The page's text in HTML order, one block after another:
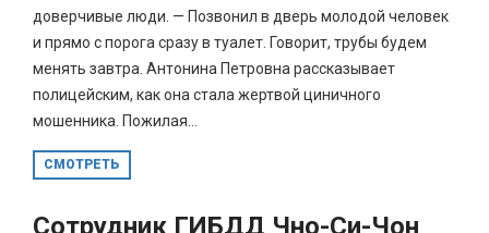
доверчивые люди. — Позвонил в дверь молодой человек
и прямо с порога сразу в туалет. Говорит, трубы будем
менять завтра. Антонина Петровна рассказывает
полицейским, как она стала жертвой циничного
мошенника. Пожилая...
СМОТРЕТЬ
Сотрудник ГИБДД Чно-Си-Чон